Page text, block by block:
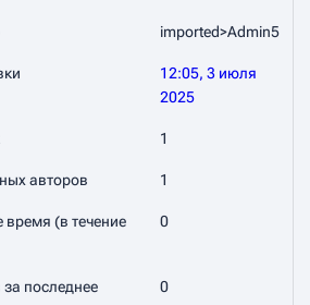
imported>Admin5
12:05, 3 июля
2025
1
авторов 1
время (в течение
0
последнее
0